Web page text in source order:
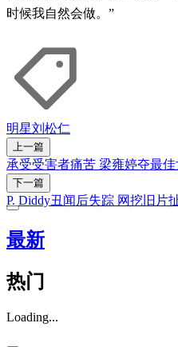
时候我自然会做。”
明星刘松仁
上一篇
承受受害者痛苦 梁雍婷夺最
下一篇
P. Diddy丑闻后失踪 网挖旧片
最新
热门
Loading...